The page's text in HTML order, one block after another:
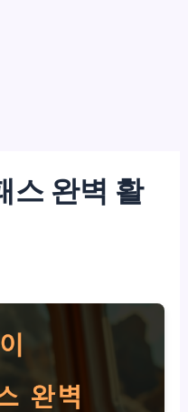
스 완벽 활